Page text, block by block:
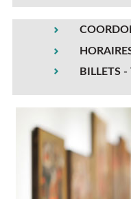
BILLETS -